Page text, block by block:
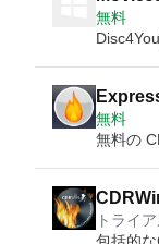
無料
無料
無料の
トライ